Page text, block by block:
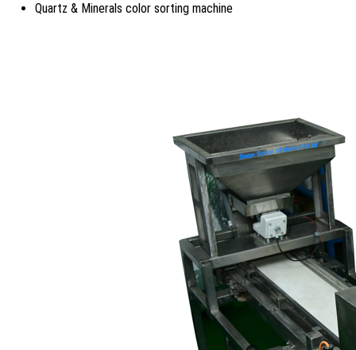
Quartz & Minerals color sorting machine